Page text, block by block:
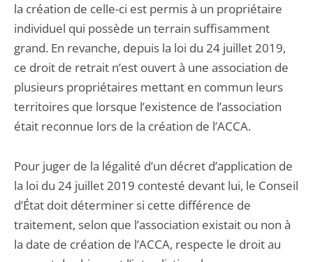
la création de celle-ci est permis à un propriétaire
individuel qui possède un terrain suffisamment
grand. En revanche, depuis la loi du 24 juillet 2019,
ce droit de retrait n’est ouvert à une association de
plusieurs propriétaires mettant en commun leurs
territoires que lorsque l’existence de l’association
était reconnue lors de la création de l’ACCA.
Pour juger de la légalité d’un décret d’application de
la loi du 24 juillet 2019 contesté devant lui, le Conseil
d’État doit déterminer si cette différence de
traitement, selon que l’association existait ou non à
la date de création de l’ACCA, respecte le droit au